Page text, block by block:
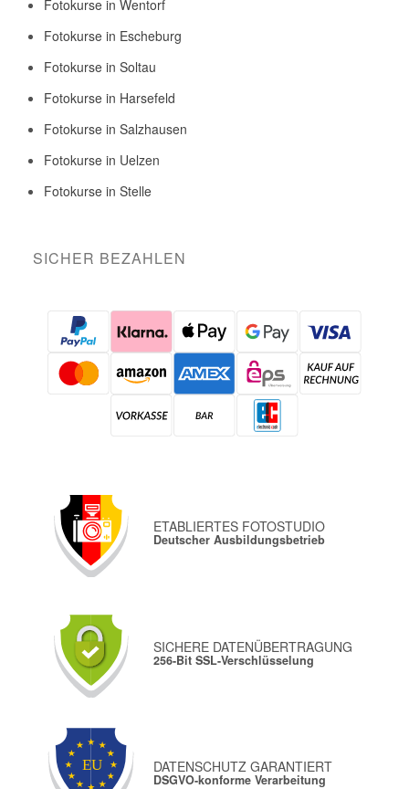
Fotokurse in Wentorf
Fotokurse in Escheburg
Fotokurse in Soltau
Fotokurse in Harsefeld
Fotokurse in Salzhausen
Fotokurse in Uelzen
Fotokurse in Stelle
SICHER BEZAHLEN
ETABLIERTES FOTOSTUDIO
Deutscher Ausbildungsbetrieb
SICHERE DATENÜBERTRAGUNG
256-Bit SSL-Verschlüsselung
DATENSCHUTZ GARANTIERT
DSGVO-konforme Verarbeitung